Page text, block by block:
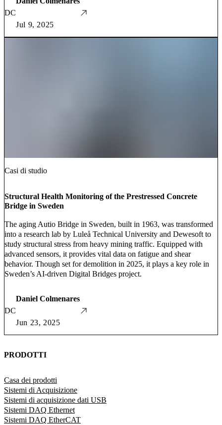
DC
Jul 9, 2025
Casi di studio
Structural Health Monitoring of the Prestressed Concrete
Bridge in Sweden
The aging Autio Bridge in Sweden, built in 1963, was transformed
into a research lab by Luleå Technical University and Dewesoft to
study structural stress from heavy mining traffic. Equipped with
advanced sensors, it provides vital data on fatigue and shear
behavior. Though set for demolition in 2025, it plays a key role in
Sweden’s AI-driven Digital Bridges project.
DC
Daniel Colmenares
Jun 23, 2025
PRODOTTI
Casa dei prodotti
Sistemi di Acquisizione
Sistemi di acquisizione dati USB
Sistemi DAQ Ethernet
Sistemi DAQ EtherCAT